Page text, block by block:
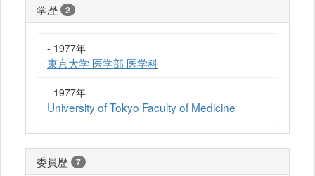
学歴 2
- 1977年
東京大学 医学部 医学科
- 1977年
University of Tokyo Faculty of Medicine
委員歴 7